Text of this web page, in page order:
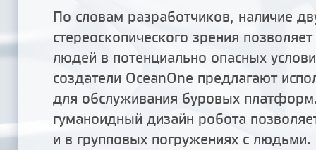
По словам разработчиков, наличие
стереоскопического зрения
людей в потенциально опасных
создатели OceanOne предлагают
для обслуживания буровых
гуманоидный дизайн робота
и в групповых погружениях с людьми.